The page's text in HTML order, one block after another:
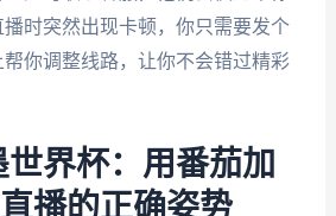
时突然出现卡顿，你只需要发个
你调整线路，让你不会错过精彩
界杯：用番茄加
播的正确姿势